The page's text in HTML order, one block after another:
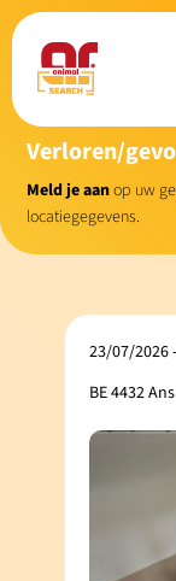
Verloren/
Meld je aanop uw
locatiegegevens.
23/07/2026
BE 4432 Ans